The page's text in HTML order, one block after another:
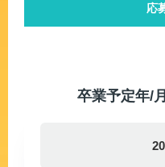
応
卒業予定年/月